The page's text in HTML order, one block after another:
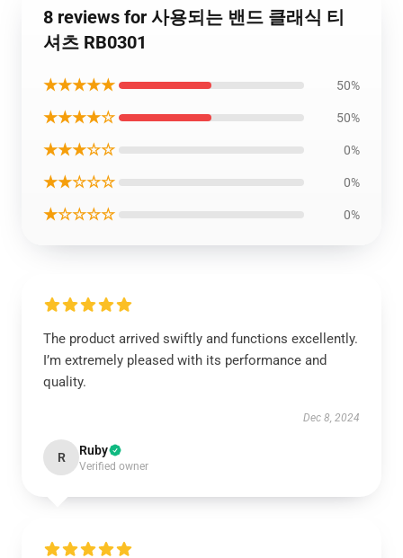
8 reviews for 사용되는 밴드 클래식 티
셔츠 RB0301
★★★★★ 50%
★★★★☆ 50%
★★★☆☆ 0%
★★☆☆☆ 0%
★☆☆☆☆ 0%
The product arrived swiftly and functions excellently.
I’m extremely pleased with its performance and
quality.
Dec 8, 2024
R Ruby
Verified owner